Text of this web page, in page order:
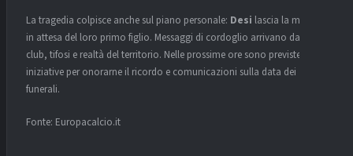
La tragedia colpisce anche sul piano personale: Desi lascia la moglie,
in attesa del loro primo figlio. Messaggi di cordoglio arrivano da ex
club, tifosi e realtà del territorio. Nelle prossime ore sono previste
iniziative per onorarne il ricordo e comunicazioni sulla data dei
funerali.
Fonte: Europacalcio.it